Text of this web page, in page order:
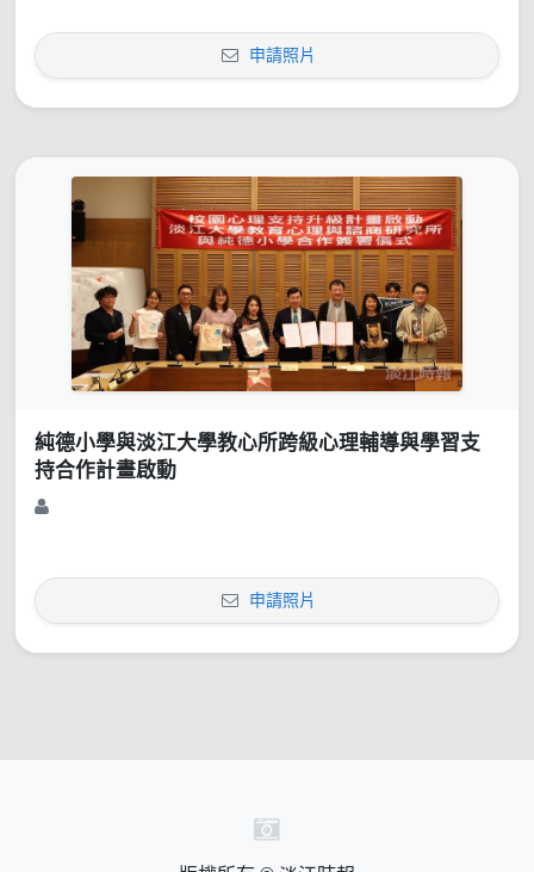
申請照片
純德小學與淡江大學教心所跨級心理輔導與學習支
持合作計畫啟動
申請照片